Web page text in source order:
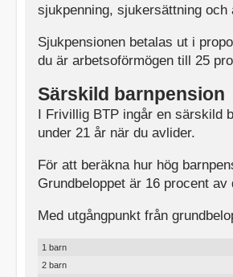
sjukpenning, sjukersättning
Sjukpensionen betalas ut i
du är arbetsoförmögen till 25
Särskild barnpension
I Frivillig BTP ingår en särskild
under 21 år när du avlider.
För att beräkna hur hög
Grundbeloppet är 16 procent
Med utgångpunkt från
1 barn
2 barn